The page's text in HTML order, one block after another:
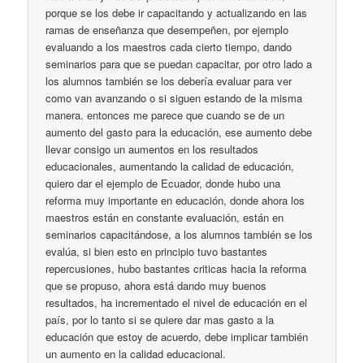
porque se los debe ir capacitando y actualizando en las
ramas de enseñanza que desempeñen, por ejemplo
evaluando a los maestros cada cierto tiempo, dando
seminarios para que se puedan capacitar, por otro lado a
los alumnos también se los debería evaluar para ver
como van avanzando o si siguen estando de la misma
manera. entonces me parece que cuando se de un
aumento del gasto para la educación, ese aumento debe
llevar consigo un aumentos en los resultados
educacionales, aumentando la calidad de educación,
quiero dar el ejemplo de Ecuador, donde hubo una
reforma muy importante en educación, donde ahora los
maestros están en constante evaluación, están en
seminarios capacitándose, a los alumnos también se los
evalúa, si bien esto en principio tuvo bastantes
repercusiones, hubo bastantes criticas hacia la reforma
que se propuso, ahora está dando muy buenos
resultados, ha incrementado el nivel de educación en el
país, por lo tanto si se quiere dar mas gasto a la
educación que estoy de acuerdo, debe implicar también
un aumento en la calidad educacional.